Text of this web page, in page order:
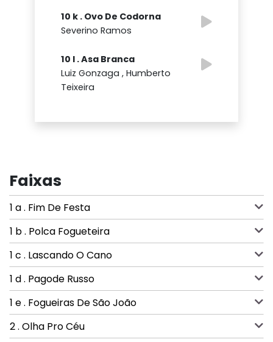
10 k . Ovo De Codorna
Severino Ramos
10 l . Asa Branca
Luiz Gonzaga , Humberto
Teixeira
Faixas
1 a . Fim De Festa
1 b . Polca Fogueteira
1 c . Lascando O Cano
1 d . Pagode Russo
1 e . Fogueiras De São João
2 . Olha Pro Céu